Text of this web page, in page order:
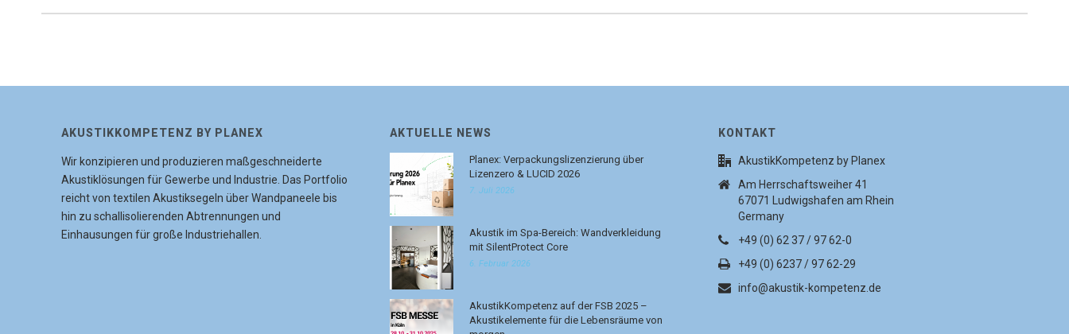
AKUSTIKKOMPETENZ BY PLANEX
Wir konzipieren und produzieren maßgeschneiderte
Akustiklösungen für Gewerbe und Industrie. Das Portfolio
reicht von textilen Akustiksegeln über Wandpaneele bis
hin zu schallisolierenden Abtrennungen und
Einhausungen für große Industriehallen.
AKTUELLE NEWS
Planex: Verpackungslizenzierung über
Lizenzero & LUCID 2026
7. Juli 2026
Akustik im Spa-Bereich: Wandverkleidung
mit SilentProtect Core
6. Februar 2026
AkustikKompetenz auf der FSB 2025 –
Akustikelemente für die Lebensräume von
KONTAKT
AkustikKompetenz by Planex
Am Herrschaftsweiher 41
67071 Ludwigshafen am Rhein
Germany
+49 (0) 62 37 / 97 62-0
+49 (0) 6237 / 97 62-29
info@akustik-kompetenz.de